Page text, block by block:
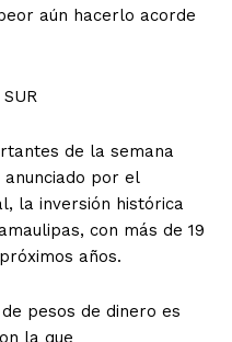
aún hacerlo acorde
de la semana
por el
la inversión histórica
con más de 19
años.
pesos de dinero es
la que